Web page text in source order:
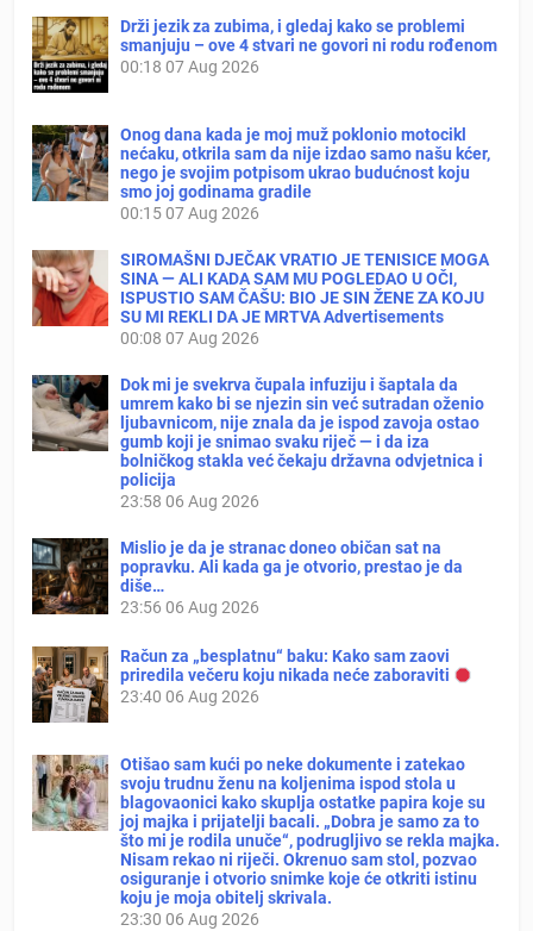
Drži jezik za zubima, i gledaj kako se problemi
smanjuju – ove 4 stvari ne govori ni rodu rođenom
00:18 07 Aug 2026
Onog dana kada je moj muž poklonio motocikl
nećaku, otkrila sam da nije izdao samo našu kćer,
nego je svojim potpisom ukrao budućnost koju
smo joj godinama gradile
00:1507 Aug 2026
SIROMAŠNI DJEČAK VRATIO JE TENISICE MOGA
SINA — ALI KADA SAM MU POGLEDAO U OČI,
ISPUSTIO SAM ČAŠU: BIO JE SIN ŽENE ZA KOJU
SU MI REKLI DA JE MRTVA Advertisements
00:08 07 Aug 2026
Dok mi je svekrva čupala infuziju i šaptala da
umrem kako bi se njezin sin već sutradan oženio
ljubavnicom, nije znala da je ispod zavoja ostao
gumb koji je snimao svaku riječ — i da iza
bolničkog stakla već čekaju državna odvjetnica i
policija
23:58 06 Aug 2026
Mislio je da je stranac doneo običan sat na
popravku. Ali kada ga je otvorio, prestao je da
diše…
23:56 06 Aug 2026
Račun za „besplatnu“ baku: Kako sam zaovi
priredila večeru koju nikada neće zaboraviti
23:40 06 Aug 2026
Otišao sam kući po neke dokumente i zatekao
svoju trudnu ženu na koljenima ispod stola u
blagovaonici kako skuplja ostatke papira koje su
joj majka i prijatelji bacali. „Dobra je samo za to
što mi je rodila unuče“, podrugljivo se rekla majka.
Nisam rekao ni riječi. Okrenuo sam stol, pozvao
osiguranje i otvorio snimke koje će otkriti istinu
koju je moja obitelj skrivala.
23:30 06 Aug 2026